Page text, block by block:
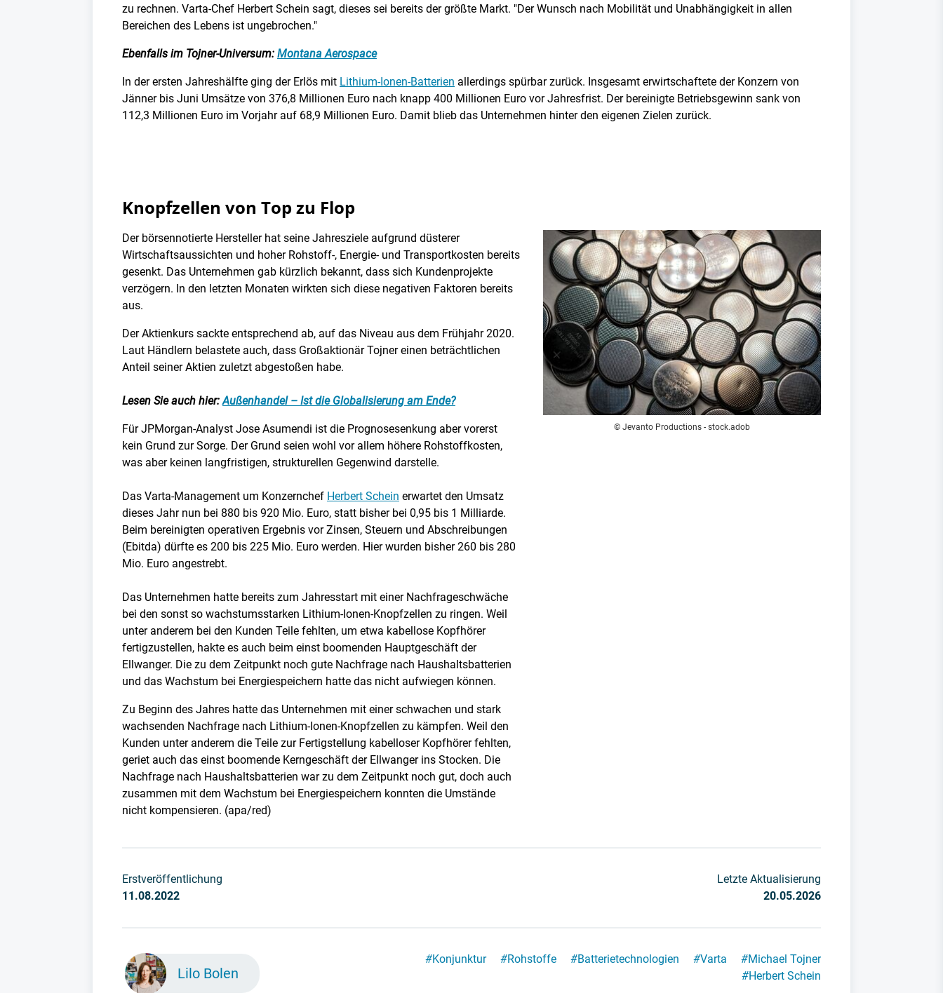
zu rechnen. Varta-Chef Herbert Schein sagt, dieses sei bereits der größte Markt. "Der Wunsch nach Mobilität und Unabhängigkeit in allen
Bereichen des Lebens ist ungebrochen."
Ebenfalls im Tojner-Universum: Montana Aerospace
In der ersten Jahreshälfte ging der Erlös mit Lithium-Ionen-Batterien allerdings spürbar zurück. Insgesamt erwirtschaftete der Konzern von
Jänner bis Juni Umsätze von 376,8 Millionen Euro nach knapp 400 Millionen Euro vor Jahresfrist. Der bereinigte Betriebsgewinn sank von
112,3 Millionen Euro im Vorjahr auf 68,9 Millionen Euro. Damit blieb das Unternehmen hinter den eigenen Zielen zurück.
Knopfzellen von Top zu Flop
Der börsennotierte Hersteller hat seine Jahresziele aufgrund düsterer
Wirtschaftsaussichten und hoher Rohstoff-, Energie- und Transportkosten bereits
gesenkt. Das Unternehmen gab kürzlich bekannt, dass sich Kundenprojekte
verzögern. In den letzten Monaten wirkten sich diese negativen Faktoren bereits
aus.
Der Aktienkurs sackte entsprechend ab, auf das Niveau aus dem Frühjahr 2020.
Laut Händlern belastete auch, dass Großaktionär Tojner einen beträchtlichen
Anteil seiner Aktien zuletzt abgestoßen habe.
Lesen Sie auch hier:Außenhandel – Ist die Globalisierung am Ende?
Für JPMorgan-Analyst Jose Asumendi ist die Prognosesenkung aber vorerst
kein Grund zur Sorge. Der Grund seien wohl vor allem höhere Rohstoffkosten,
was aber keinen langfristigen, strukturellen Gegenwind darstelle.
Das Varta-Management um Konzernchef Herbert Schein erwartet den Umsatz
dieses Jahr nun bei 880 bis 920 Mio. Euro, statt bisher bei 0,95 bis 1 Milliarde.
Beim bereinigten operativen Ergebnis vor Zinsen, Steuern und Abschreibungen
(Ebitda) dürfte es 200 bis 225 Mio. Euro werden. Hier wurden bisher 260 bis 280
Mio. Euro angestrebt.
Das Unternehmen hatte bereits zum Jahresstart mit einer Nachfrageschwäche
bei den sonst so wachstumsstarken Lithium-Ionen-Knopfzellen zu ringen. Weil
unter anderem bei den Kunden Teile fehlten, um etwa kabellose Kopfhörer
fertigzustellen, hakte es auch beim einst boomenden Hauptgeschäft der
Ellwanger. Die zu dem Zeitpunkt noch gute Nachfrage nach Haushaltsbatterien
und das Wachstum bei Energiespeichern hatte das nicht aufwiegen können.
Zu Beginn des Jahres hatte das Unternehmen mit einer schwachen und stark
wachsenden Nachfrage nach Lithium-Ionen-Knopfzellen zu kämpfen. Weil den
Kunden unter anderem die Teile zur Fertigstellung kabelloser Kopfhörer fehlten,
geriet auch das einst boomende Kerngeschäft der Ellwanger ins Stocken. Die
Nachfrage nach Haushaltsbatterien war zu dem Zeitpunkt noch gut, doch auch
zusammen mit dem Wachstum bei Energiespeichern konnten die Umstände
nicht kompensieren. (apa/red)
© Jevanto Productions - stock.adob
Erstveröffentlichung
11.08.2022
Letzte Aktualisierung
20.05.2026
Lilo Bolen
#Konjunktur #Rohstoffe #Batterietechnologien #Varta #Michael Tojner
#Herbert Schein